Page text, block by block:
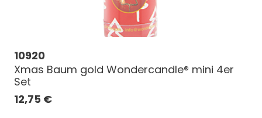
10920
Xmas Baum gold Wondercandle® mini 4er
Set
12,75 €